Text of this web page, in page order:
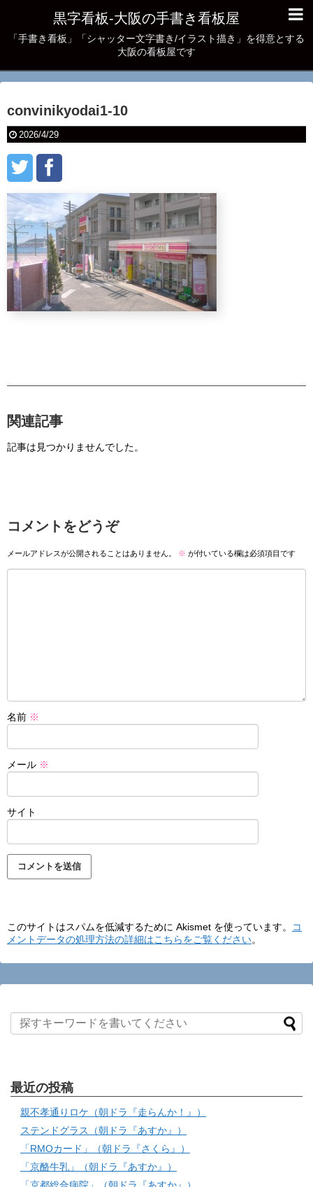
黒字看板‐大阪の手書き看板屋
「手書き看板」「シャッター文字書き/イラスト描き」を得意とする
大阪の看板屋です
convinikyodai1-10
2026/4/29
関連記事
記事は見つかりませんでした。
コメントをどうぞ
メールアドレスが公開されることはありません。 ※ が付いている欄は必須項目です
名前 ※
メール ※
サイト
このサイトはスパムを低減するために Akismet を使っています。
コ
メントデータの処理方法の詳細はこちらをご覧ください。
最近の投稿
親不孝通りロケ（朝ドラ『走らんか！』）
ステンドグラス（朝ドラ『あすか』）
「RMOカード」（朝ドラ『さくら』）
「京酪牛乳」（朝ドラ『あすか』）
「京都総合病院」（朝ドラ『あすか』）